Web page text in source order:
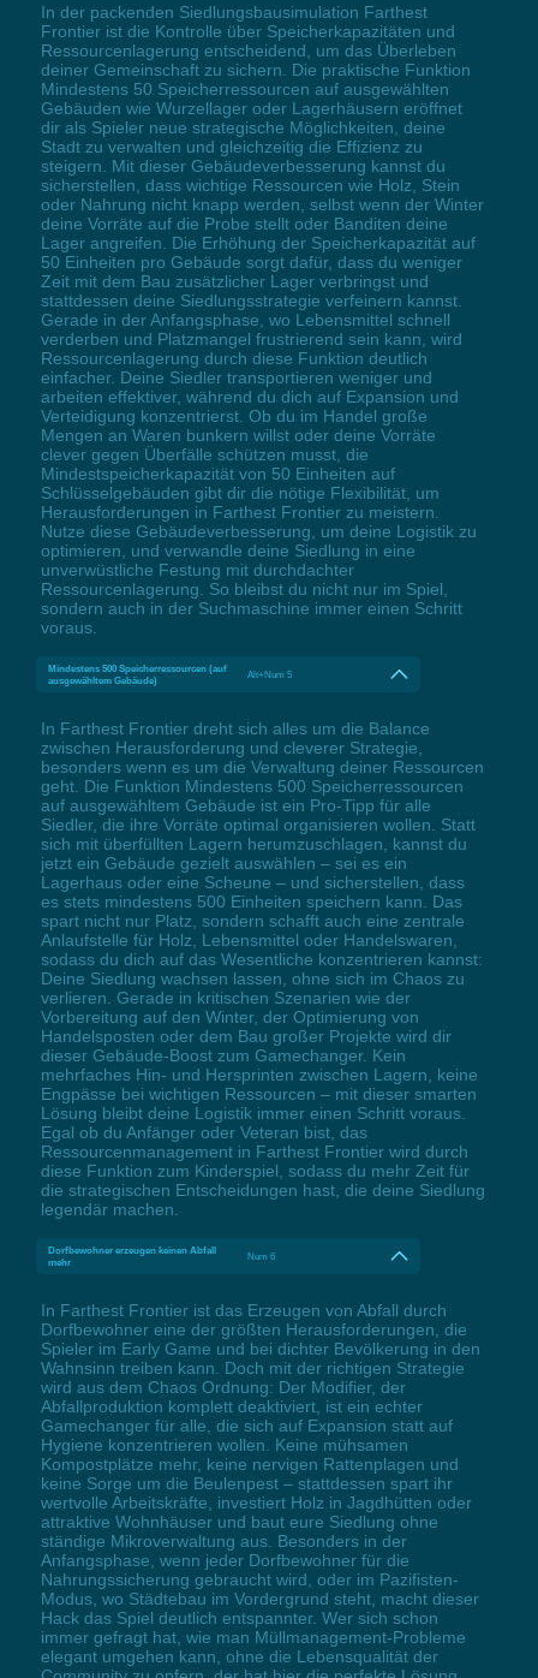
In der packenden Siedlungsbausimulation Farthest
Frontier ist die Kontrolle über Speicherkapazitäten und
Ressourcenlagerung entscheidend, um das Überleben
deiner Gemeinschaft zu sichern. Die praktische Funktion
Mindestens 50 Speicherressourcen auf ausgewählten
Gebäuden wie Wurzellager oder Lagerhäusern eröffnet
dir als Spieler neue strategische Möglichkeiten, deine
Stadt zu verwalten und gleichzeitig die Effizienz zu
steigern. Mit dieser Gebäudeverbesserung kannst du
sicherstellen, dass wichtige Ressourcen wie Holz, Stein
oder Nahrung nicht knapp werden, selbst wenn der Winter
deine Vorräte auf die Probe stellt oder Banditen deine
Lager angreifen. Die Erhöhung der Speicherkapazität auf
50 Einheiten pro Gebäude sorgt dafür, dass du weniger
Zeit mit dem Bau zusätzlicher Lager verbringst und
stattdessen deine Siedlungsstrategie verfeinern kannst.
Gerade in der Anfangsphase, wo Lebensmittel schnell
verderben und Platzmangel frustrierend sein kann, wird
Ressourcenlagerung durch diese Funktion deutlich
einfacher. Deine Siedler transportieren weniger und
arbeiten effektiver, während du dich auf Expansion und
Verteidigung konzentrierst. Ob du im Handel große
Mengen an Waren bunkern willst oder deine Vorräte
clever gegen Überfälle schützen musst, die
Mindestspeicherkapazität von 50 Einheiten auf
Schlüsselgebäuden gibt dir die nötige Flexibilität, um
Herausforderungen in Farthest Frontier zu meistern.
Nutze diese Gebäudeverbesserung, um deine Logistik zu
optimieren, und verwandle deine Siedlung in eine
unverwüstliche Festung mit durchdachter
Ressourcenlagerung. So bleibst du nicht nur im Spiel,
sondern auch in der Suchmaschine immer einen Schritt
voraus.
Mindestens 500 Speicherressourcen (auf
ausgewähltem Gebäude)
Alt+Num 5
In Farthest Frontier dreht sich alles um die Balance
zwischen Herausforderung und cleverer Strategie,
besonders wenn es um die Verwaltung deiner Ressourcen
geht. Die Funktion Mindestens 500 Speicherressourcen
auf ausgewähltem Gebäude ist ein Pro-Tipp für alle
Siedler, die ihre Vorräte optimal organisieren wollen. Statt
sich mit überfüllten Lagern herumzuschlagen, kannst du
jetzt ein Gebäude gezielt auswählen – sei es ein
Lagerhaus oder eine Scheune – und sicherstellen, dass
es stets mindestens 500 Einheiten speichern kann. Das
spart nicht nur Platz, sondern schafft auch eine zentrale
Anlaufstelle für Holz, Lebensmittel oder Handelswaren,
sodass du dich auf das Wesentliche konzentrieren kannst:
Deine Siedlung wachsen lassen, ohne sich im Chaos zu
verlieren. Gerade in kritischen Szenarien wie der
Vorbereitung auf den Winter, der Optimierung von
Handelsposten oder dem Bau großer Projekte wird dir
dieser Gebäude-Boost zum Gamechanger. Kein
mehrfaches Hin- und Hersprinten zwischen Lagern, keine
Engpässe bei wichtigen Ressourcen – mit dieser smarten
Lösung bleibt deine Logistik immer einen Schritt voraus.
Egal ob du Anfänger oder Veteran bist, das
Ressourcenmanagement in Farthest Frontier wird durch
diese Funktion zum Kinderspiel, sodass du mehr Zeit für
die strategischen Entscheidungen hast, die deine Siedlung
legendär machen.
Dorfbewohner erzeugen keinen Abfall
mehr
Num 6
In Farthest Frontier ist das Erzeugen von Abfall durch
Dorfbewohner eine der größten Herausforderungen, die
Spieler im Early Game und bei dichter Bevölkerung in den
Wahnsinn treiben kann. Doch mit der richtigen Strategie
wird aus dem Chaos Ordnung: Der Modifier, der
Abfallproduktion komplett deaktiviert, ist ein echter
Gamechanger für alle, die sich auf Expansion statt auf
Hygiene konzentrieren wollen. Keine mühsamen
Kompostplätze mehr, keine nervigen Rattenplagen und
keine Sorge um die Beulenpest – stattdessen spart ihr
wertvolle Arbeitskräfte, investiert Holz in Jagdhütten oder
attraktive Wohnhäuser und baut eure Siedlung ohne
ständige Mikroverwaltung aus. Besonders in der
Anfangsphase, wenn jeder Dorfbewohner für die
Nahrungssicherung gebraucht wird, oder im Pazifisten-
Modus, wo Städtebau im Vordergrund steht, macht dieser
Hack das Spiel deutlich entspannter. Wer sich schon
immer gefragt hat, wie man Müllmanagement-Probleme
elegant umgehen kann, ohne die Lebensqualität der